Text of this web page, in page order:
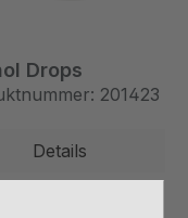
Drops
201423
Details